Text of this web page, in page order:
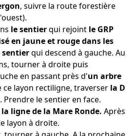
, suivre la route forestière
le sentierqui rejoint le GRP
en jaune et rouge dans les
sentierqui descend à gauche. Au
tourner à droite puis
en passant près d'un arbre
ce layon rectiligne, traverser la D
. Prendre le sentier en face.
la ligne de la Mare Ronde. Après
layon à droite.